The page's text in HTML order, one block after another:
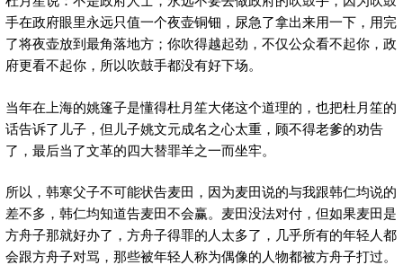
手在政府眼里永远只值一个夜壶铜钿，尿急了拿出来用一下，用完
了将夜壶放到最角落地方；你吹得越起劲，不仅公众看不起你，政
府更看不起你，所以吹鼓手都没有好下场。
当年在上海的姚篷子是懂得杜月笙大佬这个道理的，也把杜月笙的
话告诉了儿子，但儿子姚文元成名之心太重，顾不得老爹的劝告
了，最后当了文革的四大替罪羊之一而坐牢。
所以，韩寒父子不可能状告麦田，因为麦田说的与我跟韩仁均说的
差不多，韩仁均知道告麦田不会赢。麦田没法对付，但如果麦田是
方舟子那就好办了，方舟子得罪的人太多了，几乎所有的年轻人都
会跟方舟子对骂，那些被年轻人称为偶像的人物都被方舟子打过。